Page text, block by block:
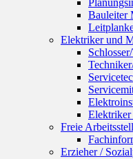
Bauleiter
Elektriker und
Freie
Erzieher /